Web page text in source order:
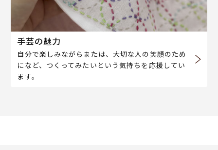
手芸の魅力
自分で楽しみながらまたは、大切な人の笑顔のため
になど、つくってみたいという気持ちを応援してい
ます。